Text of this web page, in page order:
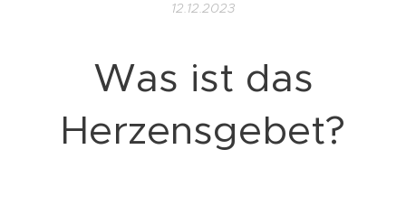
12.12.2023
Was ist das
Herzensgebet?